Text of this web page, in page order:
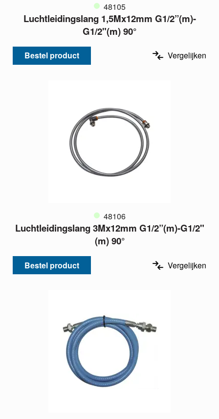
48105
Luchtleidingslang 1,5Mx12mm G1/2”(m)-
G1/2"(m) 90°
Bestel product Vergelijken
48106
Luchtleidingslang 3Mx12mm G1/2”(m)-G1/2"
(m) 90°
Bestel product Vergelijken